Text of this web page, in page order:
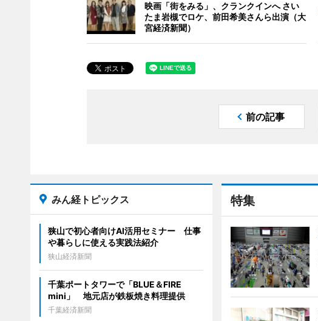
映画「街をみる」、クランクインへ さい
たま岩槻でロケ、前田希美さんら出演（大
宮経済新聞）
前の記事
特集
みん経トピックス
狭山で初心者向けAI活用セミナー 仕事
や暮らしに使える実践法紹介
狭山経済新聞
千葉ポートタワーで「BLUE＆FIRE
mini」 地元店が鉄板焼き料理提供
千葉経済新聞